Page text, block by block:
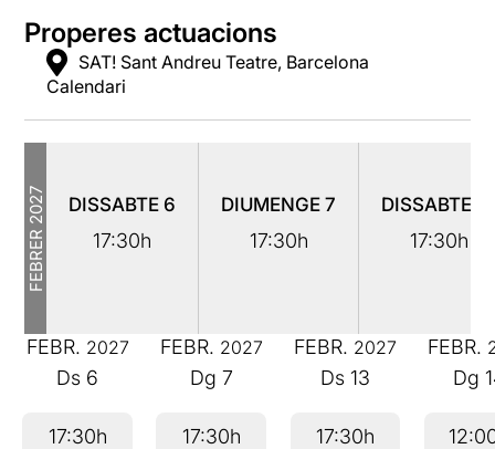
Properes actuacions
SAT! Sant Andreu Teatre, Barcelona
Calendari
FEBRER
2027 DISSABTE 6
17:30h
DIUMENGE7
17:30h
DISSABTE
17:30h
FEBR. 2027
Ds 6
17:30h
FEBR. 2027
Dg 7
17:30h
FEBR. 2027
Ds 13
17:30h
FEBR.
Dg